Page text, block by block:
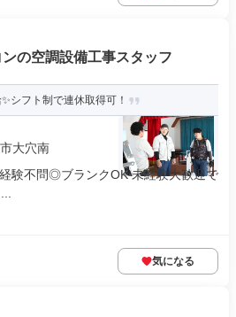
の空調設備工事スタッフ
シフト制で連休取得可！
大穴南
験不問◎ブランクOK 未経験大歓迎で
気になる